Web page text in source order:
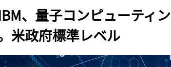
、量子コンピューティ
米政府標準レベル